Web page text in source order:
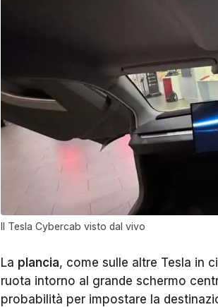
Il Tesla Cybercab visto dal vivo
La plancia, come sulle altre Tesla in
ruota intorno al grande schermo
probabilità per impostare la